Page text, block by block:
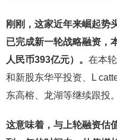
刚刚，这家近年来崛起势
已完成新一轮战略融资，
人民币393亿元） 。 在本
和新股东华平投资、L
东高榕、龙湖等继续跟投。
这意味着，与上轮融资估